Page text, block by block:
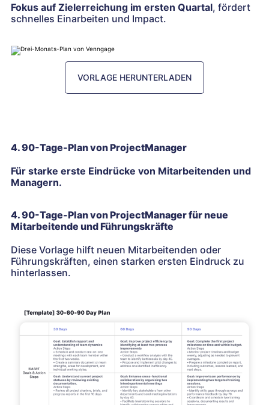
Fokus auf Zielerreichung im ersten Quartal, fördert
schnelles Einarbeiten und Impact.
VORLAGE HERUNTERLADEN
4. 90-Tage-Plan von ProjectManager
Für starke erste Eindrücke von Mitarbeitenden und
Managern.
4. 90-Tage-Plan von ProjectManager für neue
Mitarbeitende und Führungskräfte
Diese Vorlage hilft neuen Mitarbeitenden oder
Führungskräften, einen starken ersten Eindruck zu
hinterlassen.